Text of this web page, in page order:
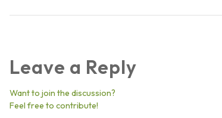
Leave a Reply
Want to join the discussion?
Feel free to contribute!